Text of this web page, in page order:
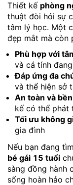
Thiết kế phòng
thuật đòi hỏi sự
tâm lý học. Một
đẹp mắt mà còn
Phù hợp với
và cá tính
Đáp ứng đa
và thể hiện sở
An toàn và
kế có thể phát
Tối ưu không
gia đình
Nếu bạn đang
bé gái 15 tuổi
sàng đồng hành
sống hoàn hảo